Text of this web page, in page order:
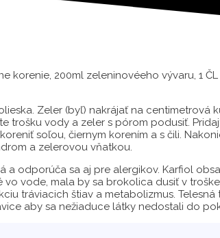
korenie, 200ml zeleninovéeho vývaru, 1
Zeler (byľ) nakrájať na centimetrová
trošku vody a zeler s pórom podusiť.
soľou, čiernym korením a s čili.
a zelerovou vňatkou.
odporúča sa aj pre alergikov. Karfiol
vode, mala by sa brokolica dusiť v
tráviacich štiav a metabolizmus.
aby sa nežiaduce látky nedostali do